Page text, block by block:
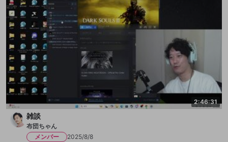
2:46:31
雑談
布団ちゃん
メンバー
2025/8/8